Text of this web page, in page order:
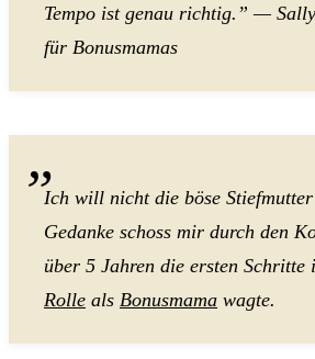
Tempo ist genau richtig.” —
für Bonusmamas
Ich will nicht die böse
Gedanke schoss mir durch den
über 5 Jahren die ersten Schritte
Rolle als Bonusmama wagte.